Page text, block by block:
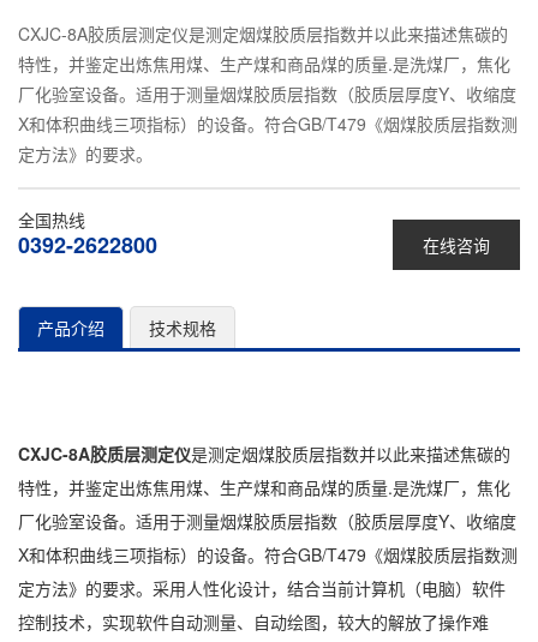
CXJC-8A胶质层测定仪是测定烟煤胶质层指数并以此来描述焦碳的
特性，并鉴定出炼焦用煤、生产煤和商品煤的质量.是洗煤厂，焦化
厂化验室设备。适用于测量烟煤胶质层指数（胶质层厚度Y、收缩度
X和体积曲线三项指标）的设备。符合GB/T479《烟煤胶质层指数测
定方法》的要求。
在线咨询
全国热线
0392-2622800
产品介绍 技术规格
CXJC-8A胶质层测定仪是测定烟煤胶质层指数并以此来描述焦碳的
特性，并鉴定出炼焦用煤、生产煤和商品煤的质量.是洗煤厂，焦化
厂化验室设备。适用于测量烟煤胶质层指数（胶质层厚度Y、收缩度
X和体积曲线三项指标）的设备。符合GB/T479《烟煤胶质层指数测
定方法》的要求。采用人性化设计，结合当前计算机（电脑）软件
控制技术，实现软件自动测量、自动绘图，较大的解放了操作难